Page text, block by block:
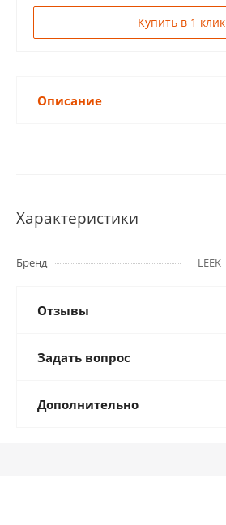
Купить в 1 клик
Описание
Характеристики
Бренд LEEK
Отзывы
Задать вопрос
Дополнительно